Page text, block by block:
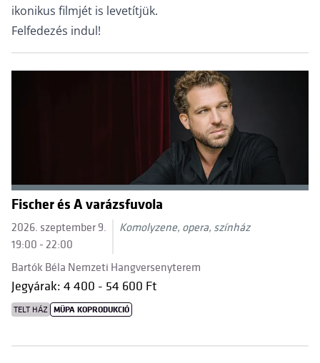
ikonikus filmjét is levetítjük.
Felfedezés indul!
Fischer és A varázsfuvola
2026. szeptember 9.
19:00 - 22:00
Komolyzene, opera, színház
Bartók Béla Nemzeti Hangversenyterem
Jegyárak: 4 400 - 54 600 Ft
TELT HÁZ MÜPA KOPRODUKCIÓ